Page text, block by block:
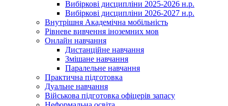
Вибіркові дисципліни 2025-2026 н.р.
Вибіркові дисципліни 2026-2027 н.р.
Внутрішня Академічна мобільність
Рівневе вивчення іноземних мов
Онлайн навчання
Дистанційне навчання
Змішане навчання
Паралельне навчання
Практична підготовка
Дуальне навчання
Військова підготовка офіцерів запасу